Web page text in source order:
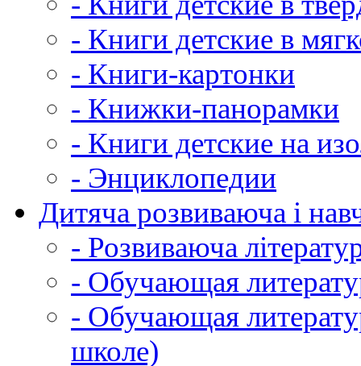
- Книги детские в
- Книги-картонки
- Книжки-панорамки
- Книги детские на
- Энциклопедии
Дитяча розвиваюча і
- Розвиваюча
- Обучающая
- Обучающая
школе)